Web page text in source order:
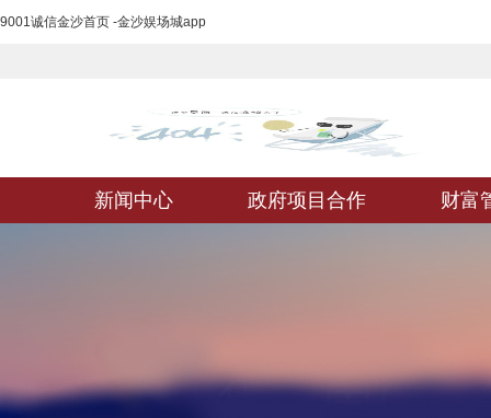
9001诚信金沙首页 -金沙娱场城app
新闻中心 政府项目合作 财富